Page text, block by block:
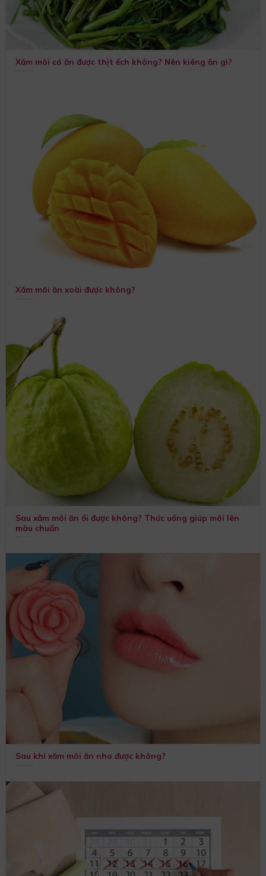
Xăm môi có ăn được thịt ếch không? Nên kiêng ăn gì?
Xăm môi ăn xoài được không?
Sau xăm môi ăn ổi được không? Thức uống giúp môi lên
màu chuẩn
Sau khi xăm môi ăn nho được không?